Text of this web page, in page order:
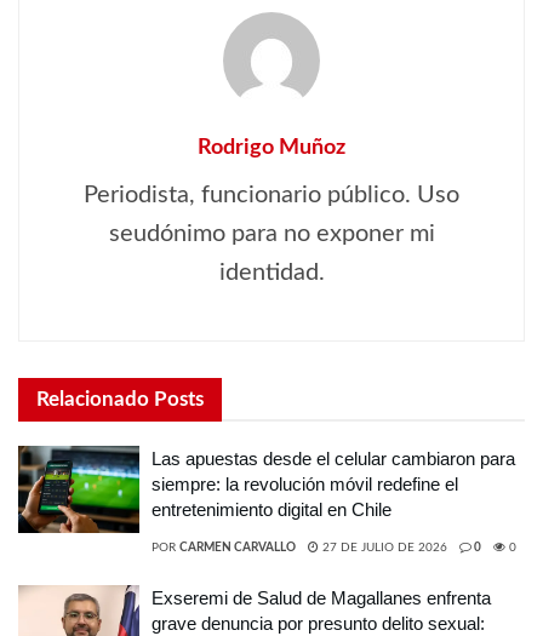
Rodrigo Muñoz
Periodista, funcionario público. Uso
seudónimo para no exponer mi
identidad.
Relacionado Posts
Las apuestas desde el celular cambiaron para
siempre: la revolución móvil redefine el
entretenimiento digital en Chile
POR CARMEN CARVALLO 27 DE JULIO DE 2026 0 0
Exseremi de Salud de Magallanes enfrenta
grave denuncia por presunto delito sexual: